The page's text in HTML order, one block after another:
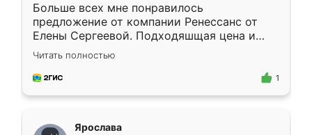
Больше всех мне понравилось
предложение от компании Ренессанс от
Елены Сергеевой. Подходяшщая цена и
короткие сроки изготовления. Приехавший
для замера сотрудник Владислав
предложил по моему эскизу самый
Читать полностью
1
Ярослава